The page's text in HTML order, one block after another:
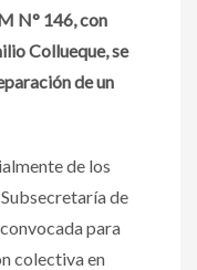
N° 146, con
Collueque, se
de un
de los
de
para
colectiva en